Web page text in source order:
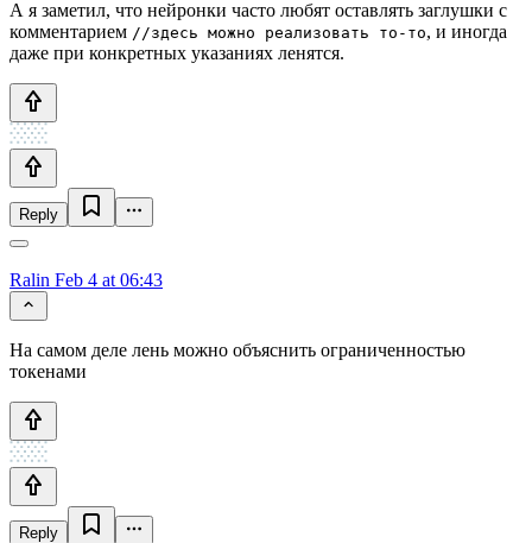
А я заметил, что нейронки часто любят оставлять заглушки с
комментарием //здесь можно реализовать то-то, и иногда
даже при конкретных указаниях ленятся.
Reply
Ralin Feb 4 at 06:43
На самом деле лень можно объяснить ограниченностью
токенами
Reply